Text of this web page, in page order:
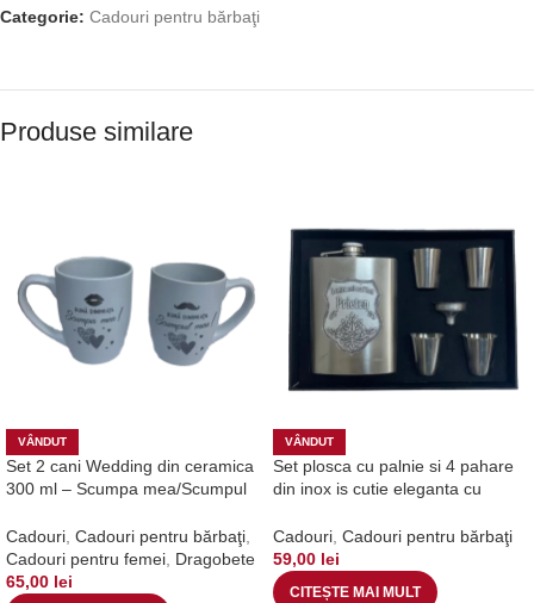
Categorie: Cadouri pentru bărbaţi
Produse similare
VÂNDUT
Set 2 cani Wedding din ceramica
300 ml – Scumpa mea/Scumpul
Cadouri Cadouri pentru bărbaţi
Cadouri pentru femei Dragobete
65,00 lei
VÂNDUT
Set plosca cu palnie si 4 pahare
din inox is cutie eleganta cu
Pentru cel mai bun Prieten
Cadouri Cadouri pentru bărbaţi
59,00 lei
CITEȘTE MAI MULT